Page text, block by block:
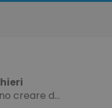
creare dei